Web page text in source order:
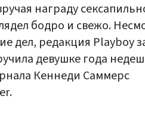
награду
бодро и свежо.
дел, редакция Playboy
девушке года
Кеннеди Саммерс